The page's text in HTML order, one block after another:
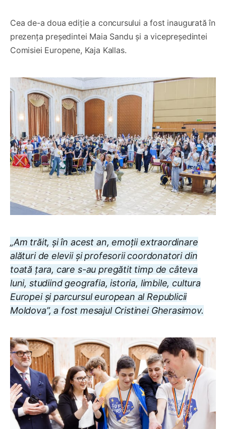
Cea de-a doua ediție a concursului a fost inaugurată în
prezența președintei Maia Sandu și a vicepreședintei
Comisiei Europene, Kaja Kallas.
„Am trăit, și în acest an, emoții extraordinare
alături de elevii și profesorii coordonatori din
toată țara, care s-au pregătit timp de câteva
luni, studiind geografia, istoria, limbile, cultura
Europei și parcursul european al Republicii
Moldova”, a fost mesajul Cristinei Gherasimov.